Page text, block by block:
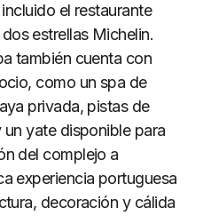
el restaurante
estrellas Michelin.
también cuenta con
como un spa de
privada, pistas de
yate disponible para
del complejo a
experiencia portuguesa
decoración y cálida